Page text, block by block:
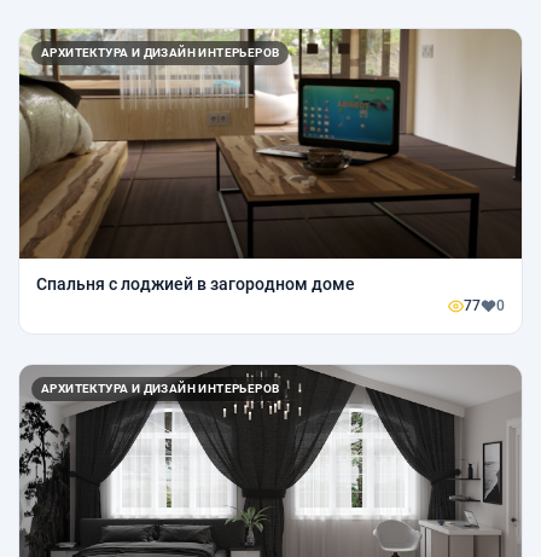
АРХИТЕКТУРА И ДИЗАЙН ИНТЕРЬЕРОВ
Спальня с лоджией в загородном доме
77 0
АРХИТЕКТУРА И ДИЗАЙН ИНТЕРЬЕРОВ